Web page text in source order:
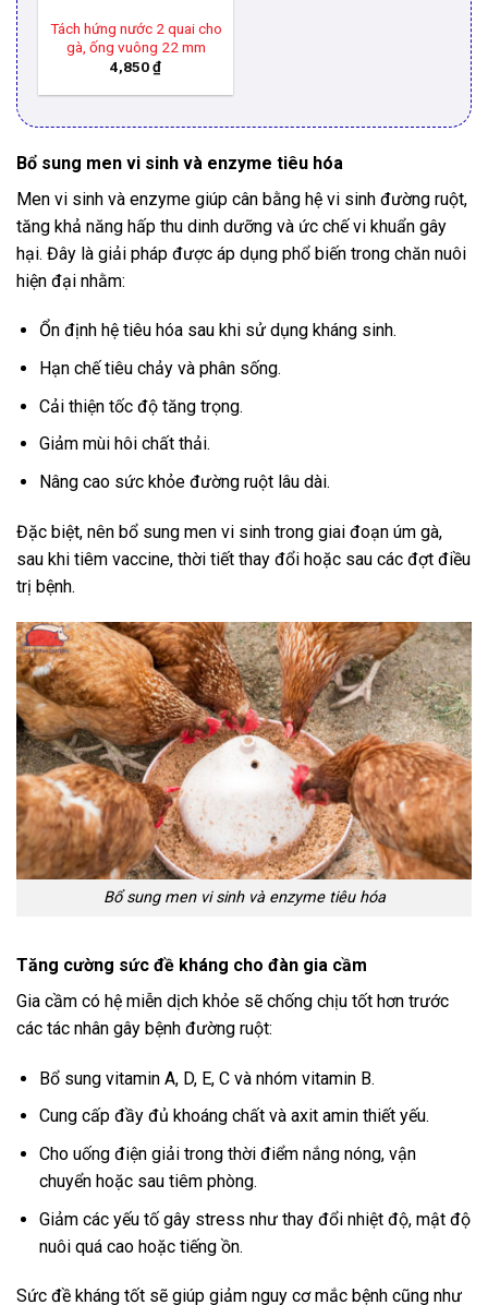
Tách hứng nước 2 quai cho
gà, ống vuông 22 mm
4,850₫
Bổ sung men vi sinh và enzyme tiêu hóa
Men vi sinh và enzyme giúp cân bằng hệ vi sinh đường ruột,
tăng khả năng hấp thu dinh dưỡng và ức chế vi khuẩn gây
hại. Đây là giải pháp được áp dụng phổ biến trong chăn nuôi
hiện đại nhằm:
Ổn định hệ tiêu hóa sau khi sử dụng kháng sinh.
Hạn chế tiêu chảy và phân sống.
Cải thiện tốc độ tăng trọng.
Giảm mùi hôi chất thải.
Nâng cao sức khỏe đường ruột lâu dài.
Đặc biệt, nên bổ sung men vi sinh trong giai đoạn úm gà,
sau khi tiêm vaccine, thời tiết thay đổi hoặc sau các đợt điều
trị bệnh.
Bổ sung men vi sinh và enzyme tiêu hóa
Tăng cường sức đề kháng cho đàn gia cầm
Gia cầm có hệ miễn dịch khỏe sẽ chống chịu tốt hơn trước
các tác nhân gây bệnh đường ruột:
Bổ sung vitamin A, D, E, C và nhóm vitamin B.
Cung cấp đầy đủ khoáng chất và axit amin thiết yếu.
Cho uống điện giải trong thời điểm nắng nóng, vận
chuyển hoặc sau tiêm phòng.
Giảm các yếu tố gây stress như thay đổi nhiệt độ, mật độ
nuôi quá cao hoặc tiếng ồn.
Sức đề kháng tốt sẽ giúp giảm nguy cơ mắc bệnh cũng như